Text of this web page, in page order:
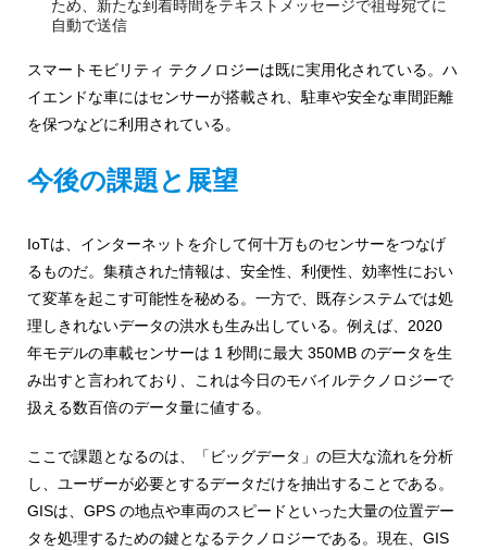
ため、新たな到着時間をテキストメッセージで祖母宛てに
自動で送信
スマートモビリティ テクノロジーは既に実用化されている。ハ
イエンドな車にはセンサーが搭載され、駐車や安全な車間距離
を保つなどに利用されている。
今後の課題と展望
IoTは、インターネットを介して何十万ものセンサーをつなげ
るものだ。集積された情報は、安全性、利便性、効率性におい
て変革を起こす可能性を秘める。一方で、既存システムでは処
理しきれないデータの洪水も生み出している。例えば、2020
年モデルの車載センサーは 1 秒間に最大 350MB のデータを生
み出すと言われており、これは今日のモバイルテクノロジーで
扱える数百倍のデータ量に値する。
ここで課題となるのは、「ビッグデータ」の巨大な流れを分析
し、ユーザーが必要とするデータだけを抽出することである。
GISは、GPS の地点や車両のスピードといった大量の位置デー
タを処理するための鍵となるテクノロジーである。現在、GIS